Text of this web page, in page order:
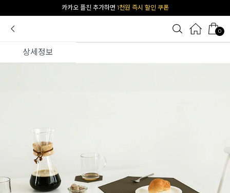
[공식몰 단독] 앱 다운받고2% 결제 할인 받기
0
상세정보